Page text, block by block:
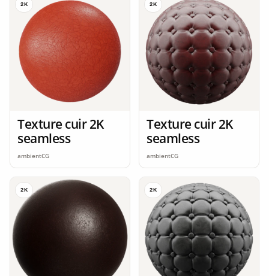
2K
Texture cuir 2K
seamless
ambientCG
2K
Texture cuir 2K
seamless
ambientCG
2K 2K